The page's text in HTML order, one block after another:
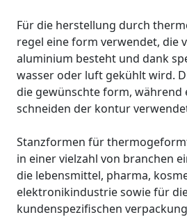
Für die herstellung durch
regel eine form verwendet, die
aluminium besteht und dank
wasser oder luft gekühlt wird.
die gewünschte form, während
schneiden der kontur
Stanzformen für
in einer vielzahl von branchen
die lebensmittel, pharma,
elektronikindustrie sowie für
kundenspezifischen